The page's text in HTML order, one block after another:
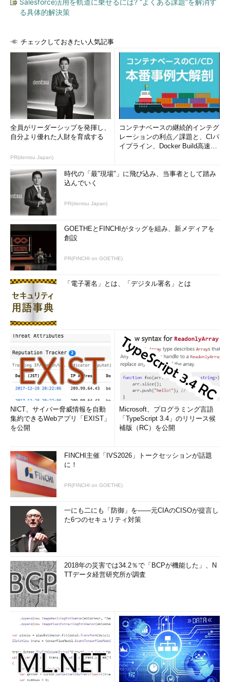
Salesforce活用を軌道に乗せるには? “よくある課題”を解消す
る具体的解決策
チェックしておきたい人気記事
全員がリーダーシップを発揮し、
自分より優れた人財を育成する
PR(dentsu Japan)
コンテナベースの継続的インテグ
レーションの利点／課題と、CIパ
イプライン、Docker Build高速化
時代の「最"現場"」に飛び込み、当事者として踏み
込んでいく
PR(dentsu Japan)
GOETHEとFINCHIがタッグを組み、新メディアを
創設
PR(FINCHI on GOETHE)
「電子署名」とは、「デジタル署名」とは
NICT、サイバー脅威情報を自動
集約できるWebアプリ「EXIST」
を公開
Microsoft、プログラミング言語
「TypeScript 3.4」のリリース候
補版（RC）を公開
FINCHI主催「IVS2026」トークセッションが話題
に！
PR(FINCHI on GOETHE)
一にも二にも「防御」を――元CIAのCISOが提言し
た6つのセキュリティ対策
2018年の災害では34.2％で「BCPが機能した」、N
TTデータ経営研究所が調査